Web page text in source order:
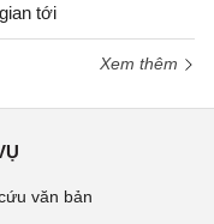
tới
Xem thêm
văn bản